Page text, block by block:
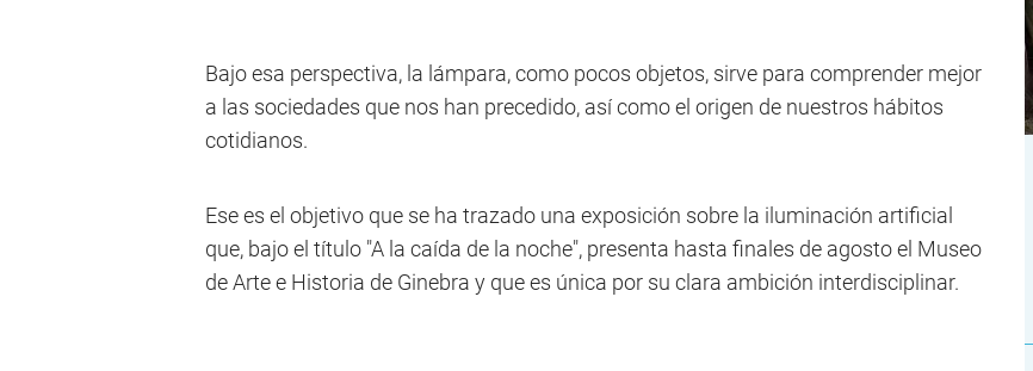
Bajo esa perspectiva, la lámpara, como pocos objetos, sirve para comprender mejor
a las sociedades que nos han precedido, así como el origen de nuestros hábitos
cotidianos.
Ese es el objetivo que se ha trazado una exposición sobre la iluminación artificial
que, bajo el título "A la caída de la noche", presenta hasta finales de agosto el Museo
de Arte e Historia de Ginebra y que es única por su clara ambición interdisciplinar.